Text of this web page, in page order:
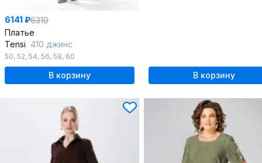
6141 ₽6310
Платье
Tensi 410 джинс
50, 52, 54, 56, 58, 60
В корзину В корзину